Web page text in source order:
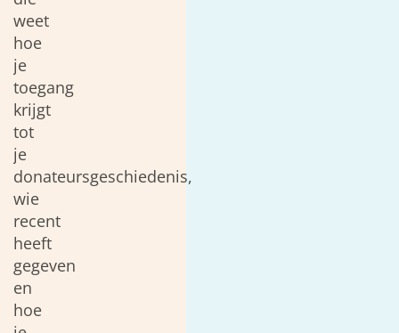
weet
hoe
je
toegang
krijgt
tot
je
donateursgeschiedenis,
wie
recent
heeft
gegeven
en
hoe